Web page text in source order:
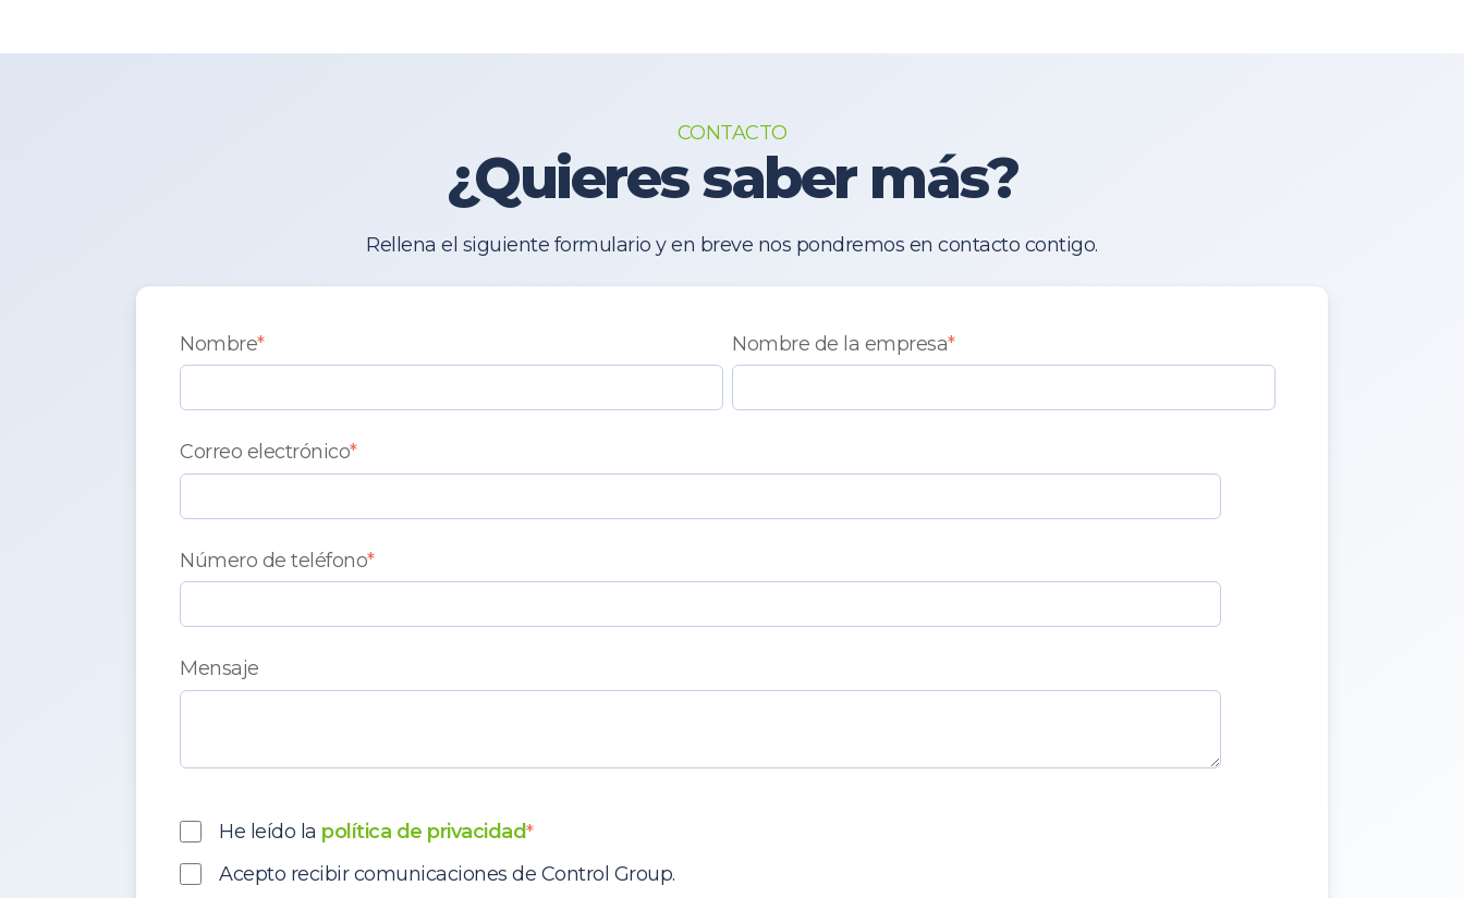
CONTACTO
¿Quieres saber más?
Rellena el siguiente formulario y en breve nos pondremos en contacto contigo.
Nombre* Nombre de la empresa*
Correo electrónico*
Número de teléfono*
Mensaje
He leído la política de privacidad*
Acepto recibir comunicaciones de Control Group.